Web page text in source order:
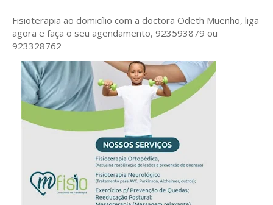
Fisioterapia ao domicílio com a doctora Odeth Muenho, liga
agora e faça o seu agendamento, 923593879 ou
923328762